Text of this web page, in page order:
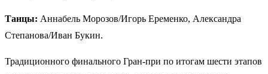
Танцы: Аннабель Морозов/Игорь Еременко, Александра
Степанова/Иван Букин.
Традиционного финального Гран-при по итогам шести этапов